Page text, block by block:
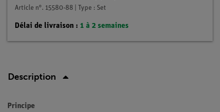
Article n°. 15580-88 | Type : Set
Délai de livraison : 1 à 2 semaines
Description
Principe